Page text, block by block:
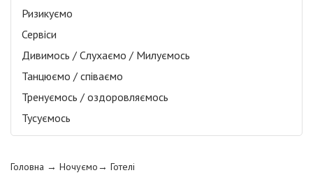
Ризикуємо
Сервіси
Дивимось / Слухаємо / Милуємось
Танцюємо / співаємо
Тренуємось / оздоровляємось
Тусуємось
Головна → Ночуємо→ Готелі